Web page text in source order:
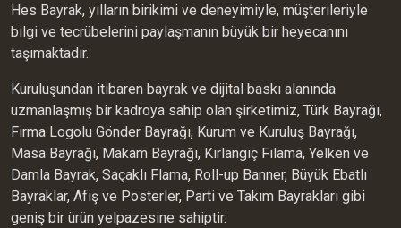
Hes Bayrak, yılların birikimi ve deneyimiyle, müşterileriyle
bilgi ve tecrübelerini paylaşmanın büyük bir heyecanını
taşımaktadır.
Kuruluşundan itibaren bayrak ve dijital baskı alanında
uzmanlaşmış bir kadroya sahip olan şirketimiz, Türk Bayrağı,
Firma Logolu Gönder Bayrağı, Kurum ve Kuruluş Bayrağı,
Masa Bayrağı, Makam Bayrağı, Kırlangıç Filama, Yelken ve
Damla Bayrak, Saçaklı Flama, Roll-up Banner, Büyük Ebatlı
Bayraklar, Afiş ve Posterler, Parti ve Takım Bayrakları gibi
geniş bir ürün yelpazesine sahiptir.